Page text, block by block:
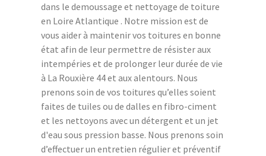
dans le demoussage et nettoyage de toiture
en Loire Atlantique . Notre mission est de
vous aider à maintenir vos toitures en bonne
état afin de leur permettre de résister aux
intempéries et de prolonger leur durée de vie
à La Rouxière 44 et aux alentours. Nous
prenons soin de vos toitures qu’elles soient
faites de tuiles ou de dalles en fibro-ciment
et les nettoyons avec un détergent et un jet
d'eau sous pression basse. Nous prenons soin
d’effectuer un entretien régulier et préventif